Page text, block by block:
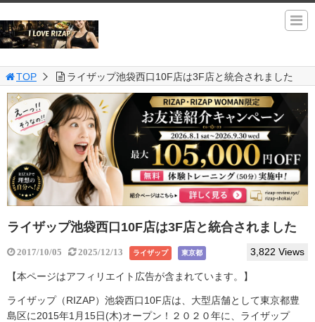
TOP ライザップ池袋西口10F店は3F店と統合されました
ライザップ池袋西口10F店は3F店と統合されました
2017/10/05 2025/12/13 ライザップ 東京都 3,822 Views
【本ページはアフィリエイト広告が含まれています。】
ライザップ（RIZAP）池袋西口10F店は、大型店舗として東京都豊
島区に2015年1月15日(木)オープン！２０２０年に、ライザップ